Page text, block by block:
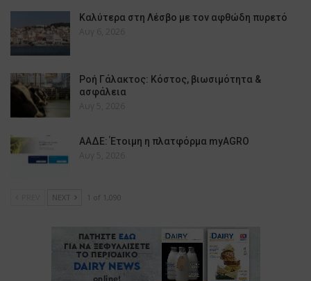
Καλύτερα στη Λέσβο με τον αφθώδη πυρετό
Αυγ 6, 2026
Ροή Γάλακτος: Κόστος, βιωσιμότητα &
ασφάλεια
Αυγ 5, 2026
ΑΑΔΕ: Έτοιμη η πλατφόρμα myAGRO
Αυγ 5, 2026
NEXT 1 of 1,090